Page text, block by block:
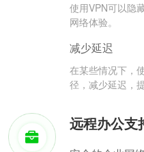
使用VPN可以隐
网络体验。
减少延迟
在某些情况下，
径，减少延迟，
远程办公支